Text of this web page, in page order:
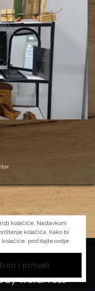
2024.
on Freepik
byWordPress BACK
kolačiće. Nastavkom
kolačića. Kako bi
pročitajte ovdje: